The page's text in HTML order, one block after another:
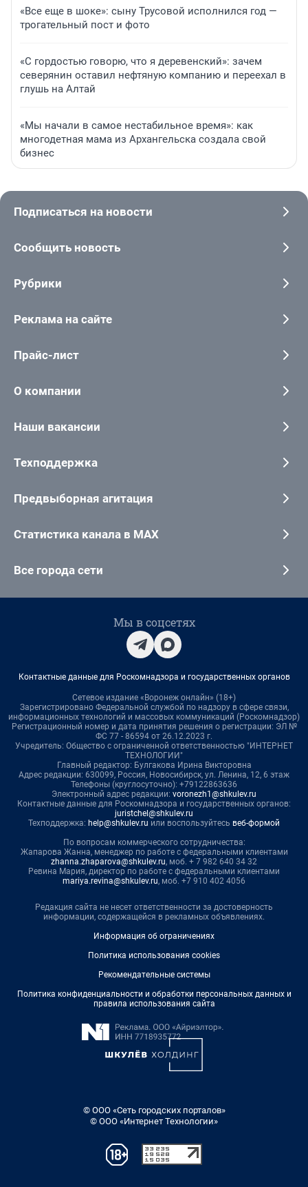
«Все еще в шоке»: сыну Трусовой исполнился год —
трогательный пост и фото
«С гордостью говорю, что я деревенский»: зачем
северянин оставил нефтяную компанию и переехал в
глушь на Алтай
«Мы начали в самое нестабильное время»: как
многодетная мама из Архангельска создала свой
бизнес
Подписаться на новости
Сообщить новость
Рубрики
Реклама на сайте
Прайс-лист
О компании
Наши вакансии
Техподдержка
Предвыборная агитация
Статистика канала в MAX
Все города сети
Мы в соцсетях
Контактные данные для Роскомнадзора и государственных органов
Сетевое издание «Воронеж онлайн» (18+)
Зарегистрировано Федеральной службой по надзору в сфере связи,
информационных технологий и массовых коммуникаций (Роскомнадзор)
Регистрационный номер и дата принятия решения о регистрации: ЭЛ №
ФС 77 - 86594 от 26.12.2023 г.
Учредитель: Общество с ограниченной ответственностью "ИНТЕРНЕТ
ТЕХНОЛОГИИ"
Главный редактор: Булгакова Ирина Викторовна
Адрес редакции: 630099, Россия, Новосибирск, ул. Ленина, 12, 6 этаж
Телефоны (круглосуточно): +79122863636
Электронный адрес редакции: voronezh1@shkulev.ru
Контактные данные для Роскомнадзора и государственных органов:
juristchel@shkulev.ru
Техподдержка: help@shkulev.ru или воспользуйтесь веб-формой
По вопросам коммерческого сотрудничества:
Жапарова Жанна, менеджер по работе с федеральными клиентами
zhanna.zhaparova@shkulev.ru, моб. + 7 982 640 34 32
Ревина Мария, директор по работе с федеральными клиентами
mariya.revina@shkulev.ru, моб. +7 910 402 4056
Редакция сайта не несет ответственности за достоверность
информации, содержащейся в рекламных объявлениях.
Информация об ограничениях
Политика использования cookies
Рекомендательные системы
Политика конфиденциальности и обработки персональных данных и
правила использования сайта
© ООО «Сеть городских порталов»
© ООО «Интернет Технологии»